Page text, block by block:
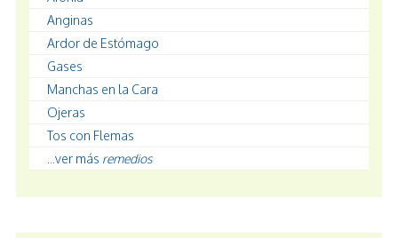
Anginas
Ardor de Estómago
Gases
Manchas en la Cara
Ojeras
Tos con Flemas
...ver más remedios